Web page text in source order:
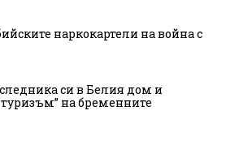
наркокартели на война с
си в Белия дом и
на бременните